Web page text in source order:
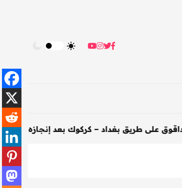
بغداد – كركوك بعد إنجازه خلال 200 يوم -